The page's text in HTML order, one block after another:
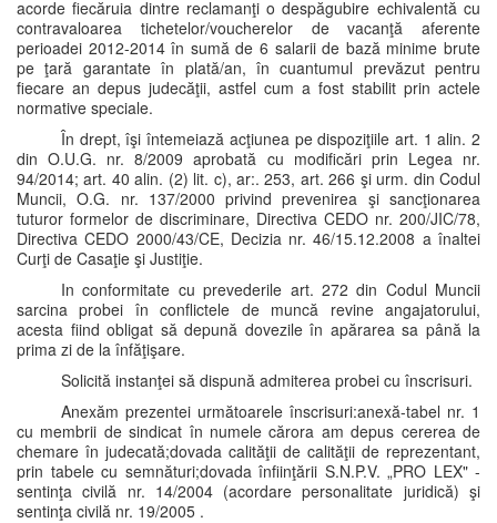
acorde fiecăruia dintre reclamanţi o despăgubire echivalentă cu
contravaloarea tichetelor/voucherelor de vacanţă aferente
perioadei 2012-2014 în sumă de 6 salarii de bază minime brute
pe ţară garantate în plată/an, în cuantumul prevăzut pentru
fiecare an depus judecăţii, astfel cum a fost stabilit prin actele
normative speciale.
În drept, îşi întemeiază acţiunea pe dispoziţiile art. 1 alin. 2
din O.U.G. nr. 8/2009 aprobată cu modificări prin Legea nr.
94/2014; art. 40 alin. (2) lit. c), ar:. 253, art. 266 şi urm. din Codul
Muncii, O.G. nr. 137/2000 privind prevenirea şi sancţionarea
tuturor formelor de discriminare, Directiva CEDO nr. 200/JIC/78,
Directiva CEDO 2000/43/CE, Decizia nr. 46/15.12.2008 a înaltei
Curţi de Casaţie şi Justiţie.
In conformitate cu prevederile art. 272 din Codul Muncii
sarcina probei în conflictele de muncă revine angajatorului,
acesta fiind obligat să depună dovezile în apărarea sa până la
prima zi de la înfăţişare.
Solicită instanţei să dispună admiterea probei cu înscrisuri.
Anexăm prezentei următoarele înscrisuri:anexă-tabel nr. 1
cu membrii de sindicat în numele cărora am depus cererea de
chemare în judecată;dovada calităţii de calităţii de reprezentant,
prin tabele cu semnături;dovada înfiinţării S.N.P.V. „PRO LEX" -
sentinţa civilă nr. 14/2004 (acordare personalitate juridică) şi
sentinţa civilă nr. 19/2005 .